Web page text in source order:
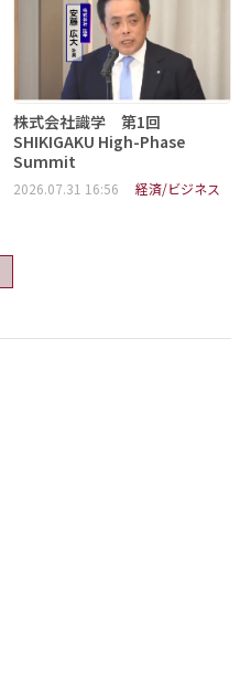
株式会社識学 第1回
SHIKIGAKU High-Phase
Summit
2026.07.31 16:56 経済/ビジネス